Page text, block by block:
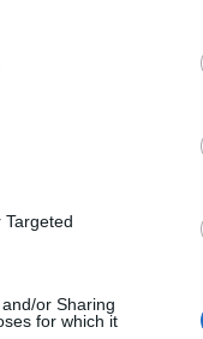
or Sharing
for which it
επιτυχόντων
έγιναν
Το αφήγημα της
εκπαίδευσης
μετά την
εκπλήσσει
παιδαγωγός,
Roseband
15/10/2020 - 16:08